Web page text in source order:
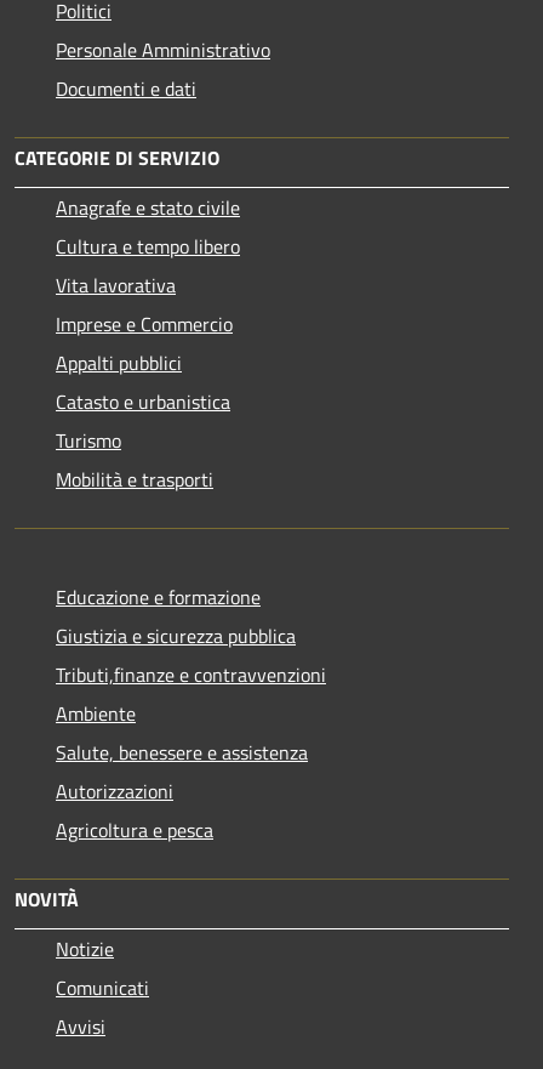
Politici
Personale Amministrativo
Documenti e dati
CATEGORIE DI SERVIZIO
Anagrafe e stato civile
Cultura e tempo libero
Vita lavorativa
Imprese e Commercio
Appalti pubblici
Catasto e urbanistica
Turismo
Mobilità e trasporti
Educazione e formazione
Giustizia e sicurezza pubblica
Tributi,finanze e contravvenzioni
Ambiente
Salute, benessere e assistenza
Autorizzazioni
Agricoltura e pesca
NOVITÀ
Notizie
Comunicati
Avvisi